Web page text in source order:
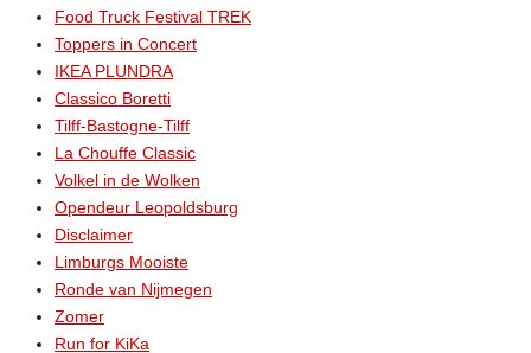
Food Truck Festival TREK
Toppers in Concert
IKEA PLUNDRA
Classico Boretti
Tilff-Bastogne-Tilff
La Chouffe Classic
Volkel in de Wolken
Opendeur Leopoldsburg
Disclaimer
Limburgs Mooiste
Ronde van Nijmegen
Zomer
Run for KiKa